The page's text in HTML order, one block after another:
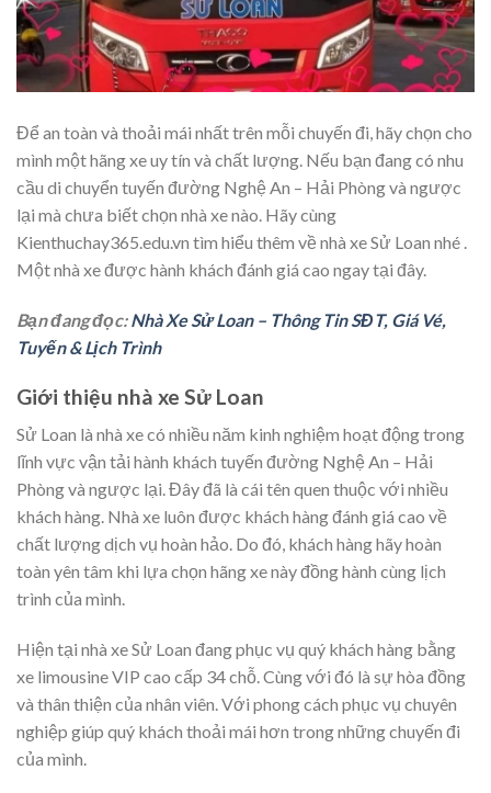
Để an toàn và thoải mái nhất trên mỗi chuyến đi, hãy chọn cho
mình một hãng xe uy tín và chất lượng. Nếu bạn đang có nhu
cầu di chuyển tuyến đường Nghệ An – Hải Phòng và ngược
lại mà chưa biết chọn nhà xe nào. Hãy cùng
Kienthuchay365.edu.vn tìm hiểu thêm về nhà xe Sử Loan nhé .
Một nhà xe được hành khách đánh giá cao ngay tại đây.
Bạn đang đọc:Nhà Xe Sử Loan – Thông Tin SĐT, Giá Vé,
Tuyến & Lịch Trình
Giới thiệu nhà xe Sử Loan
Sử Loan là nhà xe có nhiều năm kinh nghiệm hoạt động trong
lĩnh vực vận tải hành khách tuyến đường Nghệ An – Hải
Phòng và ngược lại. Đây đã là cái tên quen thuộc với nhiều
khách hàng. Nhà xe luôn được khách hàng đánh giá cao về
chất lượng dịch vụ hoàn hảo. Do đó, khách hàng hãy hoàn
toàn yên tâm khi lựa chọn hãng xe này đồng hành cùng lịch
trình của mình.
Hiện tại nhà xe Sử Loan đang phục vụ quý khách hàng bằng
xe limousine VIP cao cấp 34 chỗ. Cùng với đó là sự hòa đồng
và thân thiện của nhân viên. Với phong cách phục vụ chuyên
nghiệp giúp quý khách thoải mái hơn trong những chuyến đi
của mình.